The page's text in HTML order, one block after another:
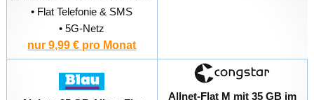
• Flat Telefonie & SMS
• 5G-Netz
nur 9,99 € pro Monat
Allnet-Flat M mit 35 GB im